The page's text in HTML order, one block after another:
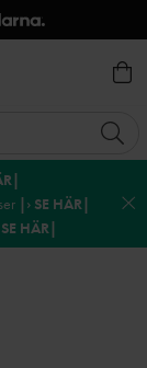
|› SE HÄR|
HÄR|